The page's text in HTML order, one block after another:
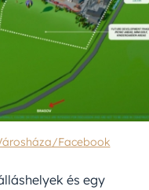
Facebook
és egy